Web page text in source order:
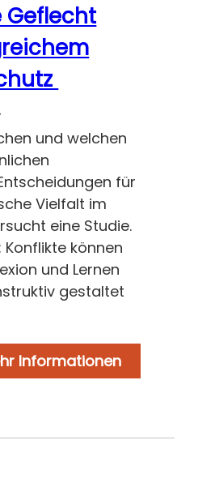
und welchen
für
Vielfalt im
eine Studie.
können
und Lernen
gestaltet
Informationen